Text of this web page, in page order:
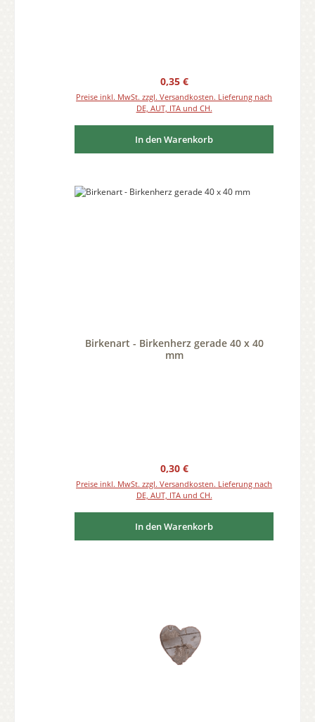
Regulärer Preis:
0,35 €
Preise inkl. MwSt. zzgl. Versandkosten. Lieferung nach
DE, AUT, ITA und CH.
In den Warenkorb
Birkenart - Birkenherz gerade 40 x 40
mm
Regulärer Preis:
0,30 €
Preise inkl. MwSt. zzgl. Versandkosten. Lieferung nach
DE, AUT, ITA und CH.
In den Warenkorb